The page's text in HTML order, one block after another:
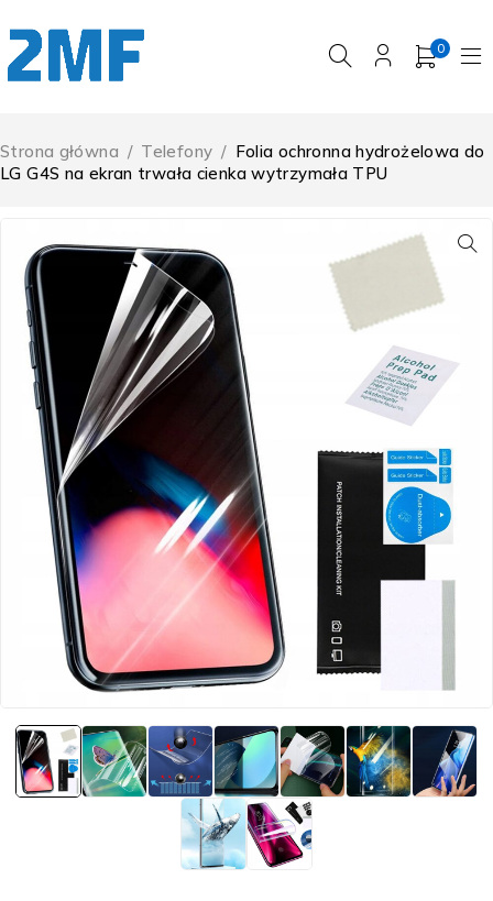
0
Strona główna / Telefony / Folia ochronna hydrożelowa do
LG G4S na ekran trwała cienka wytrzymała TPU